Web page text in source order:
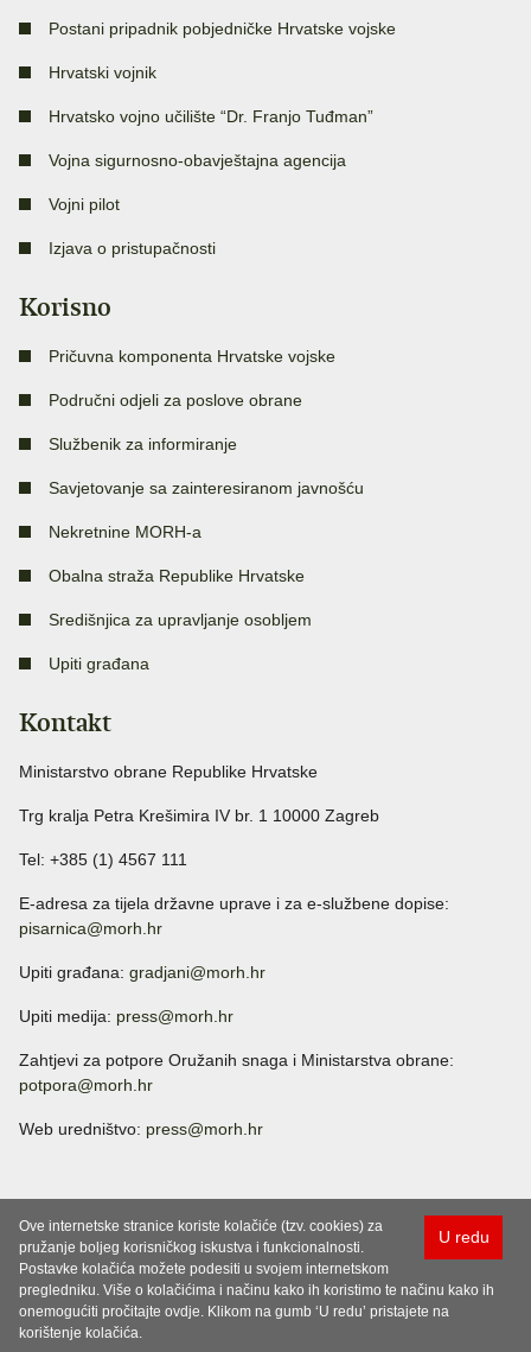
Postani pripadnik pobjedničke Hrvatske vojske
Hrvatski vojnik
Hrvatsko vojno učilište “Dr. Franjo Tuđman”
Vojna sigurnosno-obavještajna agencija
Vojni pilot
Izjava o pristupačnosti
Korisno
Pričuvna komponenta Hrvatske vojske
Područni odjeli za poslove obrane
Službenik za informiranje
Savjetovanje sa zainteresiranom javnošću
Nekretnine MORH-a
Obalna straža Republike Hrvatske
Središnjica za upravljanje osobljem
Upiti građana
Kontakt
Ministarstvo obrane Republike Hrvatske
Trg kralja Petra Krešimira IV br. 1 10000 Zagreb
Tel: +385 (1) 4567 111
E-adresa za tijela državne uprave i za e-službene dopise:
pisarnica@morh.hr
Upiti građana: gradjani@morh.hr
Upiti medija: press@morh.hr
Zahtjevi za potpore Oružanih snaga i Ministarstva obrane:
potpora@morh.hr
Web uredništvo: press@morh.hr
U redu
Ove internetske stranice koriste kolačiće (tzv. cookies) za
pružanje boljeg korisničkog iskustva i funkcionalnosti.
Postavke kolačića možete podesiti u svojem internetskom
pregledniku. Više o kolačićima i načinu kako ih koristimo te načinu kako ih
onemogućiti pročitajte ovdje. Klikom na gumb ‘U redu’ pristajete na
korištenje kolačića.